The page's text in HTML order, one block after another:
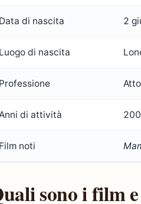
Data di nascita 2
Luogo di nascita
Professione
di attività
Film noti
sono i film